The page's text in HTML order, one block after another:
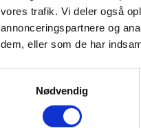
vores trafik. Vi deler også
annonceringspartnere og
dem, eller som de har
Nødvendig